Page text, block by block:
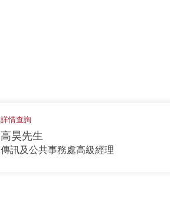
詳情查詢
高昊先生
傳訊及公共事務處高級經理